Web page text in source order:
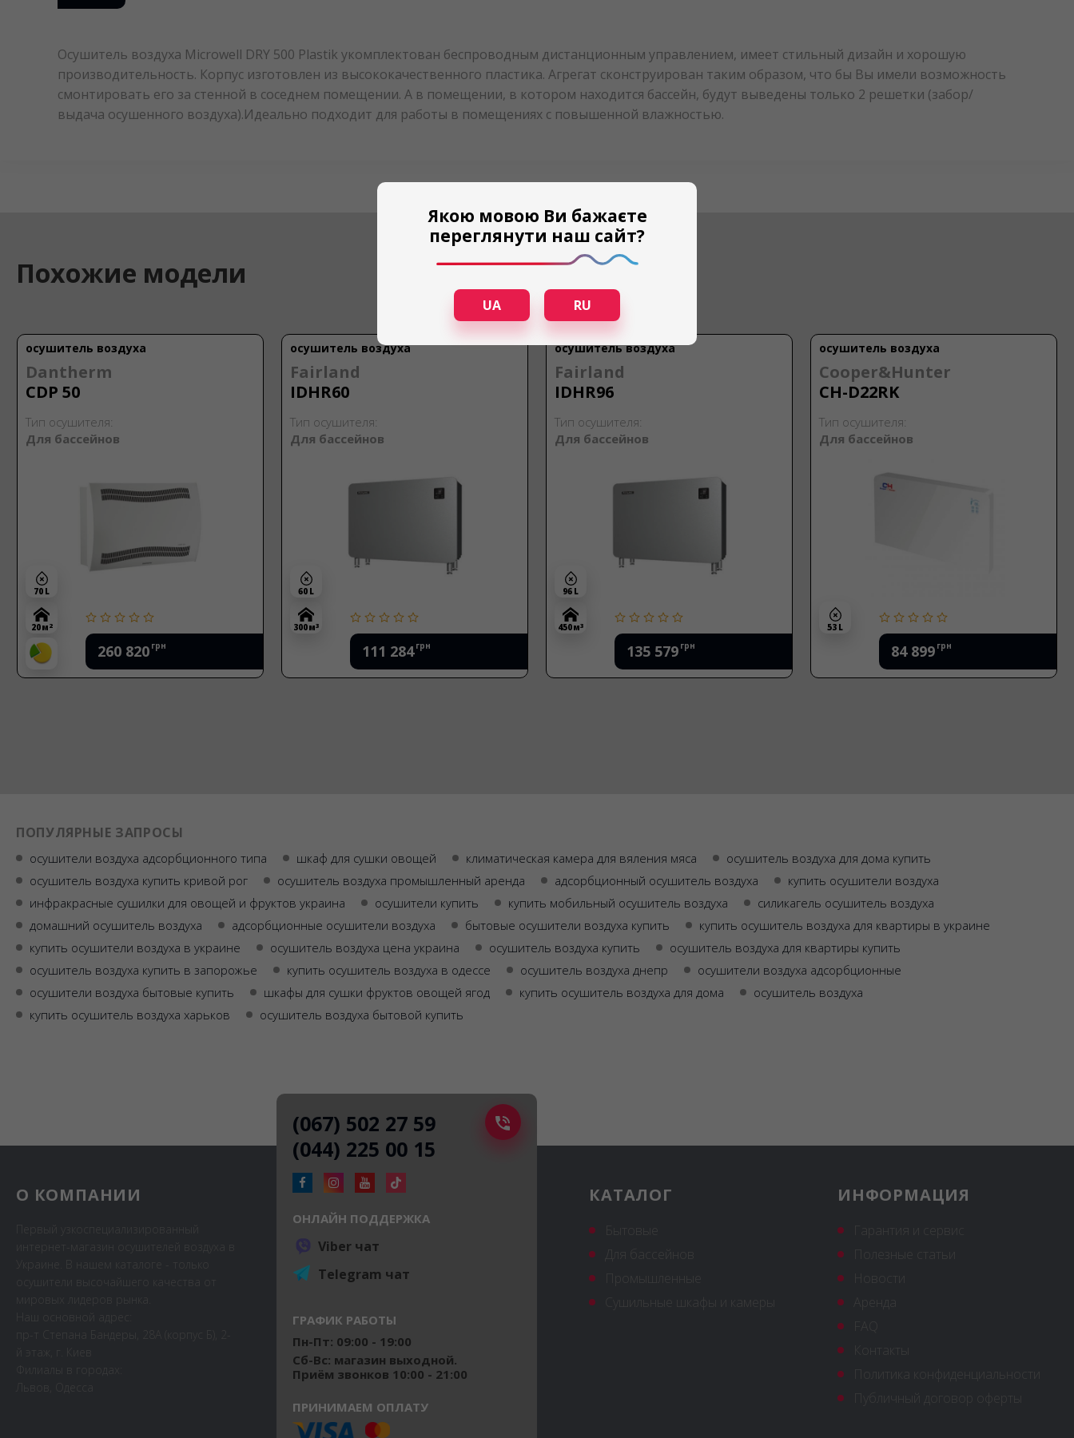
Осушитель воздуха Microwell DRY 500 Plastik укомплектован беспроводным дистанционным управлением, имеет стильный дизайн и хорошую
производительность. Корпус изготовлен из высококачественного пластика. Агрегат сконструирован таким образом, что бы Вы имели возможность
смонтировать его за стенной в соседнем помещении. А в помещении, в котором находится бассейн, будут выведены только 2 решетки (забор/
выдача осушенного воздуха).Идеально подходит для работы в помещениях с повышенной влажностью.
Похожие модели
осушитель воздуха
Dantherm
CDP 50
Тип осушителя:
Для бассейнов
260 820 грн
70 L
20 м 2
осушитель воздуха
Fairland
IDHR60
Тип осушителя:
Для бассейнов
111 284 грн
60 L
300 м3
осушитель воздуха
Fairland
IDHR96
Тип осушителя:
Для бассейнов
135 579 грн
96 L
450 м3
осушитель воздуха
Cooper&Hunter
CH-D22RK
Тип осушителя:
Для бассейнов
84 899 грн
53 L
ПОПУЛЯРНЫЕ ЗАПРОСЫ
осушители воздуха адсорбционного типа шкаф для сушки овощей климатическая камера для вяления мяса
осушитель воздуха для дома купить
осушитель воздуха купить кривой рог
осушитель воздуха промышленный аренда адсорбционный осушитель воздуха
купить осушители воздуха
инфракрасные сушилки для овощей и фруктов украина
осушители купить купить мобильный осушитель воздуха
силикагель осушитель воздуха
домашний осушитель воздуха
адсорбционные осушители воздуха бытовые осушители воздуха купить
купить осушитель воздуха для квартиры в украине
купить осушители воздуха в украине
осушитель воздуха цена украина осушитель воздуха купить
осушитель воздуха для квартиры купить
осушитель воздуха купить в запорожье
купить осушитель воздуха в одессе осушитель воздуха днепр
осушители воздуха адсорбционные
осушители воздуха бытовые купить
шкафы для сушки фруктов овощей ягод купить осушитель воздуха для дома
осушитель воздуха
купить осушитель воздуха харьков
осушитель воздуха бытовой купить
О КОМПАНИИ ИНФОРМАЦИЯ
КАТАЛОГ
Для бассейнов
(067) 502 27 59
(044) 225 00 15
ОНЛАЙН ПОДДЕРЖКА
Viber чат
Telegram чат
ГРАФИК РАБОТЫ
Пн-Пт: 09:00 - 19:00
Сб-Вс: магазин выходной.
Приём звонков 10:00 - 21:00
ПРИНИМАЕМ ОПЛАТУ
Якою мовою Ви бажаєте
переглянути наш сайт?
UA RU